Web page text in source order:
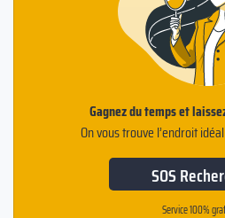
Gagnez du temps et
On vous trouve l’endroit
SOS
Service 100%